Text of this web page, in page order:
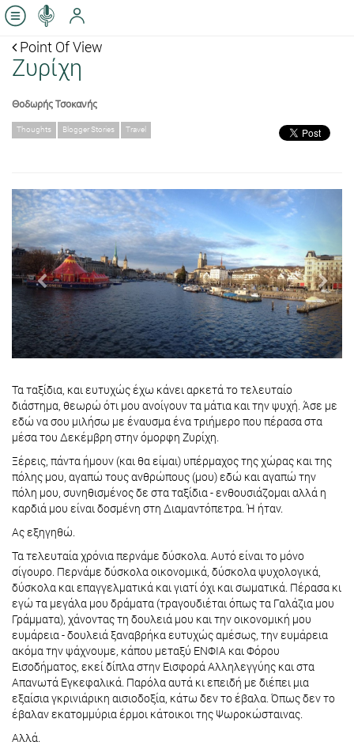
Point Of View
Ζυρίχη
Θοδωρής Τσοκανής
Thoughts Blogger Stories Travel
Previous
Τα ταξίδια, και ευτυχώς έχω κάνει αρκετά το τελευταίο
διάστημα, θεωρώ ότι μου ανοίγουν τα μάτια και την ψυχή. Άσε με
εδώ να σου μιλήσω με έναυσμα ένα τριήμερο που πέρασα στα
μέσα του Δεκέμβρη στην όμορφη Ζυρίχη.
Ξέρεις, πάντα ήμουν (και θα είμαι) υπέρμαχος της χώρας και της
πόλης μου, αγαπώ τους ανθρώπους (μου) εδώ και αγαπώ την
πόλη μου, συνηθισμένος δε στα ταξίδια - ενθουσιάζομαι αλλά η
καρδιά μου είναι δοσμένη στη Διαμαντόπετρα. Ή ήταν.
Ας εξηγηθώ.
Τα τελευταία χρόνια περνάμε δύσκολα. Αυτό είναι το μόνο
σίγουρο. Περνάμε δύσκολα οικονομικά, δύσκολα ψυχολογικά,
δύσκολα και επαγγελματικά και γιατί όχι και σωματικά. Πέρασα κι
εγώ τα μεγάλα μου δράματα (τραγουδιέται όπως τα Γαλάζια μου
Γράμματα), χάνοντας τη δουλειά μου και την οικονομική μου
ευμάρεια - δουλειά ξαναβρήκα ευτυχώς αμέσως, την ευμάρεια
ακόμα την ψάχνουμε, κάπου μεταξύ ΕΝΦΙΑ και Φόρου
Εισοδήματος, εκεί δίπλα στην Εισφορά Αλληλεγγύης και στα
Απανωτά Εγκεφαλικά. Παρόλα αυτά κι επειδή με διέπει μια
εξαίσια γκρινιάρικη αισιοδοξία, κάτω δεν το έβαλα. Όπως δεν το
έβαλαν εκατομμύρια έρμοι κάτοικοι της Ψωροκώσταινας.
Αλλά.